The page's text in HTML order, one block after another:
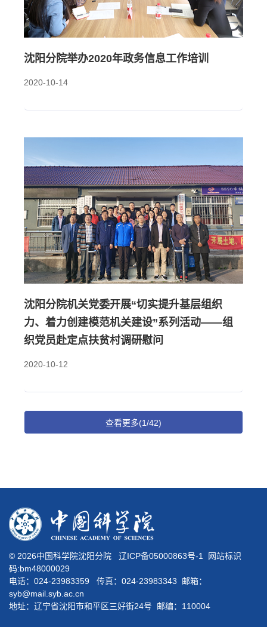
沈阳分院举办2020年政务信息工作培训
2020-10-14
沈阳分院机关党委开展“切实提升基层组织
力、着力创建模范机关建设”系列活动——组
织党员赴定点扶贫村调研慰问
2020-10-12
查看更多(1/42)
© 2026中国科学院沈阳分院 辽ICP备05000863号-1 网站标识
码:bm48000029
电话：024-23983359 传真：024-23983343 邮箱：
syb@mail.syb.ac.cn
地址：辽宁省沈阳市和平区三好街24号 邮编：110004